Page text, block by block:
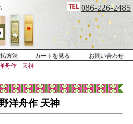
086-226-2485
方法 カートを見る
お問い合わせ
舟作 天神
洋舟作 天神